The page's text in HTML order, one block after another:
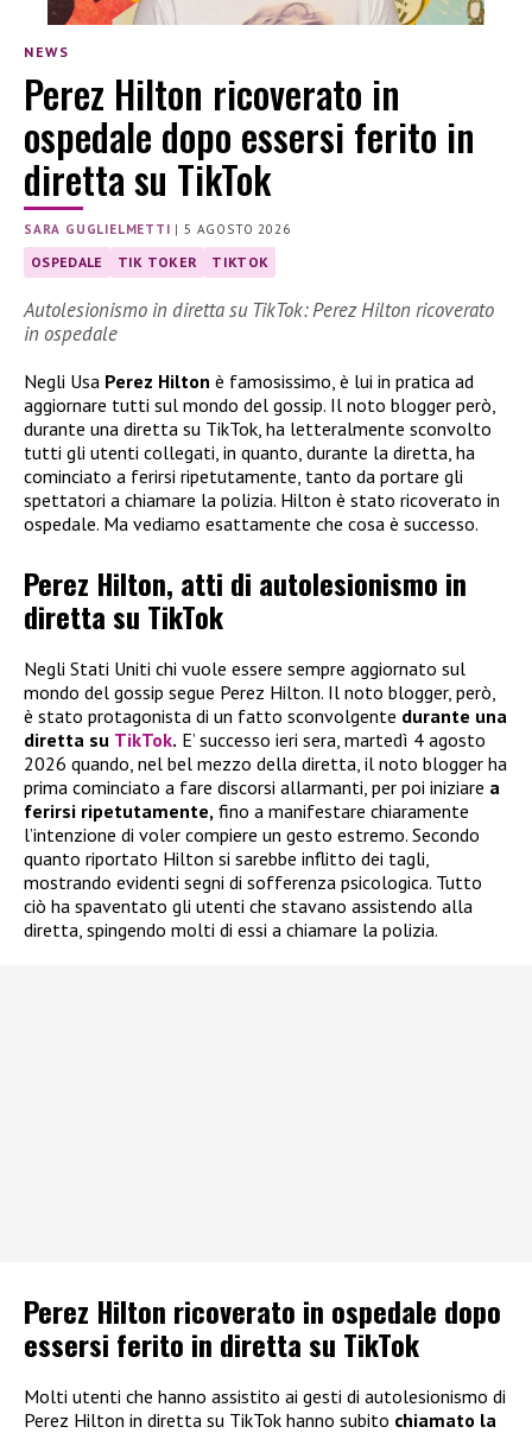
NEWS
Perez Hilton ricoverato in
ospedale dopo essersi ferito in
diretta su TikTok
SARA GUGLIELMETTI |5 AGOSTO 2026
OSPEDALE TIK TOKER TIKTOK
Autolesionismo in diretta su TikTok: Perez Hilton ricoverato
in ospedale
Negli Usa Perez Hilton è famosissimo, è lui in pratica ad
aggiornare tutti sul mondo del gossip. Il noto blogger però,
durante una diretta su TikTok, ha letteralmente sconvolto
tutti gli utenti collegati, in quanto, durante la diretta, ha
cominciato a ferirsi ripetutamente, tanto da portare gli
spettatori a chiamare la polizia. Hilton è stato ricoverato in
ospedale. Ma vediamo esattamente che cosa è successo.
Perez Hilton, atti di autolesionismo in
diretta su TikTok
Negli Stati Uniti chi vuole essere sempre aggiornato sul
mondo del gossip segue Perez Hilton. Il noto blogger, però,
è stato protagonista di un fatto sconvolgente durante una
diretta su TikTok. E’ successo ieri sera, martedì 4 agosto
2026 quando, nel bel mezzo della diretta, il noto blogger ha
prima cominciato a fare discorsi allarmanti, per poi iniziare a
ferirsi ripetutamente, fino a manifestare chiaramente
l’intenzione di voler compiere un gesto estremo. Secondo
quanto riportato Hilton si sarebbe inflitto dei tagli,
mostrando evidenti segni di sofferenza psicologica. Tutto
ciò ha spaventato gli utenti che stavano assistendo alla
diretta, spingendo molti di essi a chiamare la polizia.
Perez Hilton ricoverato in ospedale dopo
essersi ferito in diretta su TikTok
Molti utenti che hanno assistito ai gesti di autolesionismo di
Perez Hilton in diretta su TikTok hanno subito chiamato la